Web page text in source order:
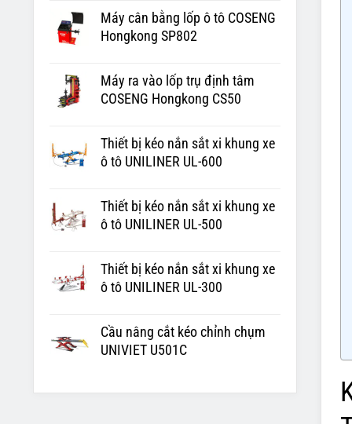
Máy cân bằng lốp ô tô COSENG
Hongkong SP802
Máy ra vào lốp trụ định tâm
COSENG Hongkong CS50
Thiết bị kéo nắn sắt xi khung xe
ô tô UNILINER UL-600
Thiết bị kéo nắn sắt xi khung xe
ô tô UNILINER UL-500
Thiết bị kéo nắn sắt xi khung xe
ô tô UNILINER UL-300
Cầu nâng cắt kéo chỉnh chụm
UNIVIET U501C